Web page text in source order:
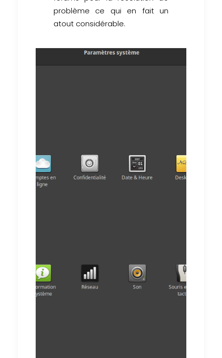
problème ce qui en fait un
atout considérable.